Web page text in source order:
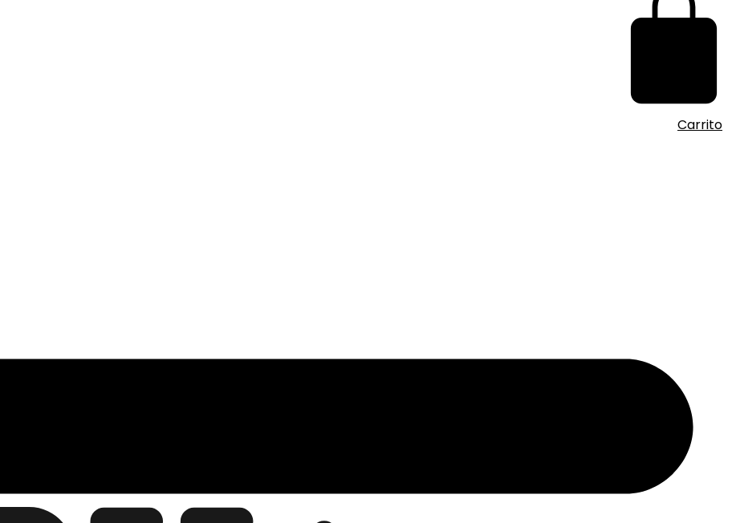
Carrito